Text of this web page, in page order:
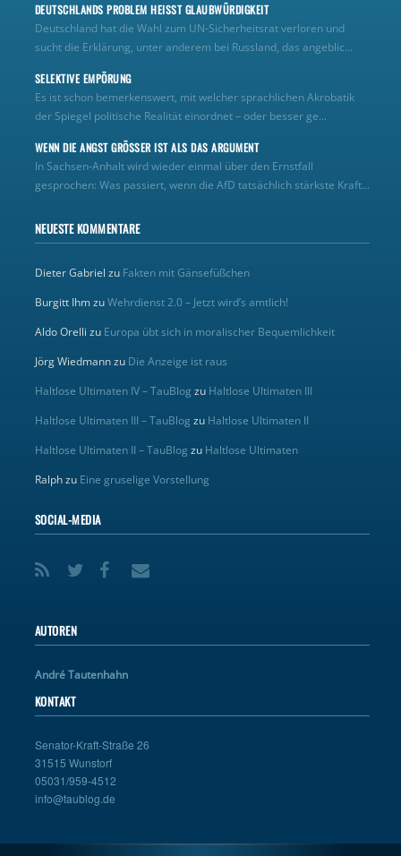
DEUTSCHLANDS PROBLEM HEISST GLAUBWÜRDIGKEIT
Deutschland hat die Wahl zum UN‑Sicherheitsrat verloren und
sucht die Erklärung, unter anderem bei Russland, das angeblic...
SELEKTIVE EMPÖRUNG
Es ist schon bemerkenswert, mit welcher sprachlichen Akrobatik
der Spiegel politische Realität einordnet – oder besser ge...
WENN DIE ANGST GRÖSSER IST ALS DAS ARGUMENT
In Sachsen-Anhalt wird wieder einmal über den Ernstfall
gesprochen: Was passiert, wenn die AfD tatsächlich stärkste Kraft...
NEUESTE KOMMENTARE
Dieter Gabriel zu Fakten mit Gänsefüßchen
Burgitt IhmzuWehrdienst 2.0 – Jetzt wird’s amtlich!
Aldo Orelli zu Europa übt sich in moralischer Bequemlichkeit
Jörg Wiedmannzu Die Anzeige ist raus
Haltlose Ultimaten IV – TauBlog zu Haltlose Ultimaten III
Haltlose Ultimaten III – TauBlog zu Haltlose Ultimaten II
Haltlose Ultimaten II – TauBlog zu Haltlose Ultimaten
Ralphzu Eine gruselige Vorstellung
SOCIAL-MEDIA
AUTOREN
André Tautenhahn
KONTAKT
Senator-Kraft-Straße 26
31515 Wunstorf
05031/959-4512
info@taublog.de